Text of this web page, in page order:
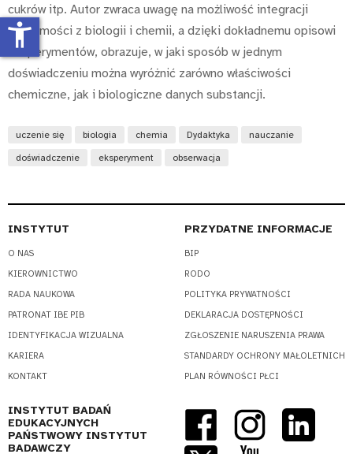
cukrów itp. Autor zwraca uwagę na możliwość integracji
wiadomości z biologii i chemii, a dzięki dokładnemu opisowi
eksperymentów, obrazuje, w jaki sposób w jednym
doświadczeniu można wyróżnić zarówno właściwości
chemiczne, jak i biologiczne danych substancji.
uczenie się biologia chemia Dydaktyka nauczanie
doświadczenie eksperyment obserwacja
INSTYTUT
O NAS
KIEROWNICTWO
RADA NAUKOWA
PATRONAT IBE PIB
IDENTYFIKACJA WIZUALNA
KARIERA
KONTAKT
PRZYDATNE INFORMACJE
BIP
RODO
POLITYKA PRYWATNOŚCI
DEKLARACJA DOSTĘPNOŚCI
ZGŁOSZENIE NARUSZENIA PRAWA
STANDARDY OCHRONY MAŁOLETNICH
PLAN RÓWNOŚCI PŁCI
INSTYTUT BADAŃ
EDUKACYJNYCH
PAŃSTWOWY INSTYTUT
BADAWCZY
accessibility_new